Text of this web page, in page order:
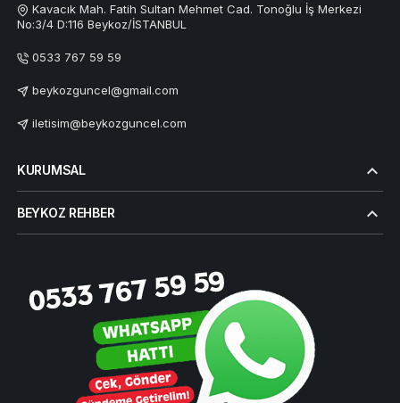
Kavacık Mah. Fatih Sultan Mehmet Cad. Tonoğlu İş Merkezi
No:3/4 D:116 Beykoz/İSTANBUL
0533 767 59 59
beykozguncel@gmail.com
iletisim@beykozguncel.com
KURUMSAL
BEYKOZ REHBER